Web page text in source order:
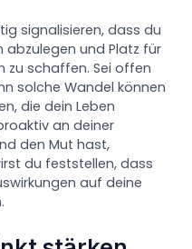
signalisieren, dass du
und Platz für
zu schaffen. Sei offen
solche Wandel können
die dein Leben
an deiner
den Mut hast,
du feststellen, dass
auf deine